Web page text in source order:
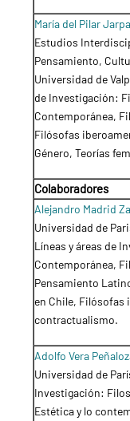
María del Pilar
Estudios
Pensamiento,
Universidad de
de Investigación:
Contemporánea,
Filósofas
Género, Teorías
Colaboradores
Alejandro Madrid
Universidad de
Líneas y áreas de
Contemporánea,
Pensamiento
en Chile, Filósofas
contractualismo.
Adolfo Vera
Universidad de
Investigación:
Estética y lo